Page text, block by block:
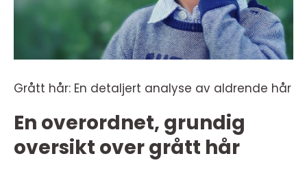
Grått hår: En detaljert analyse av aldrende hår
En overordnet, grundig
oversikt over grått hår